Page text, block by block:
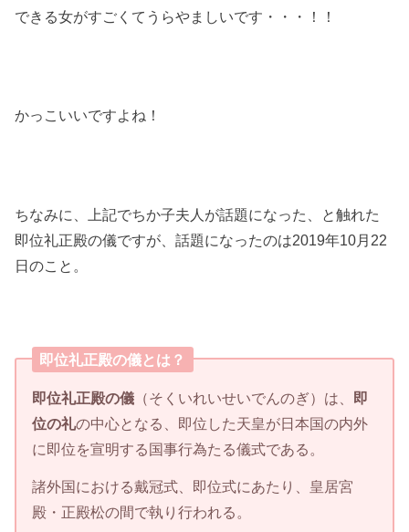
できる女がすごくてうらやましいです・・・！！
かっこいいですよね！
ちなみに、上記でちか子夫人が話題になった、と触れた
即位礼正殿の儀ですが、話題になったのは2019年10月22
日のこと。
即位礼正殿の儀とは？
即位礼正殿の儀 （そくいれいせいでんのぎ）は、
即
位の礼の中心となる、即位した天皇が日本国の内外
に即位を宣明する国事行為たる儀式である。
諸外国における戴冠式、即位式にあたり、皇居宮
殿・正殿松の間で執り行われる。